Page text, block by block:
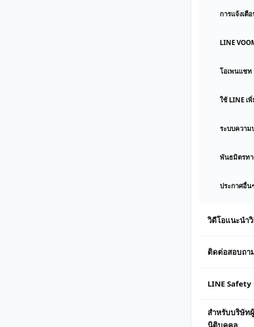
การแจ้งเตื
LINE
โอเพนแชท
ใช้ LINE เ
ระบบความ
พันธมิตรทา
ประกาศอื่น
วิดีโอแนะนำ
ติดต่อสอบถา
LINE
สำหรับบริษัท
นิติบุคคล